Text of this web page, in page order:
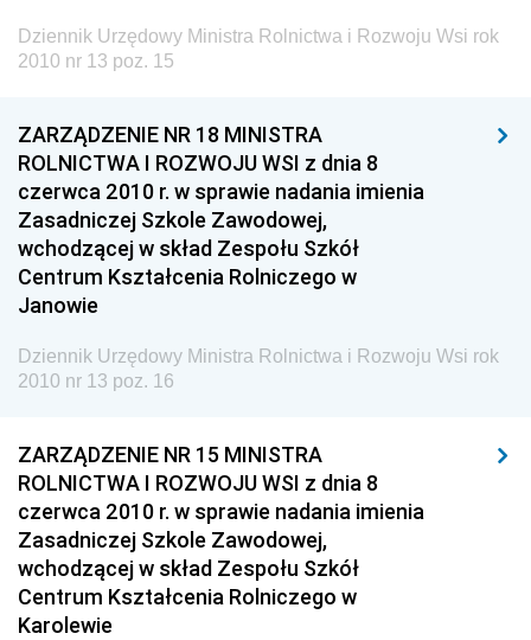
Dziennik Urzędowy Ministra Finansów, Funduszy i
Polityki Regionalnej
Dziennik Urzędowy Ministra Kultury, Dziedzictwa
Narodowego i Sportu
Dziennik Urzędowy Ministra Rodziny i Polityki
Społecznej
Dziennik Urzędowy Komendy Głównej Straży
Dziennik Urzędowy Głównego Inspektoratu Transportu
Drogowego
Dziennik Urzędowy Komendy Głównej Policji
Dziennik Urzędowy Ministra Pracy i Polityki
Społecznej
Dziennik Urzędowy Ministra Transportu, Budownictwa
i Gospodarki Morskiej
Dziennik Urzędowy Ministra Rolnictwa i Rozwoju Wsi rok
2010 nr 13 poz. 15
ZARZĄDZENIE NR 18 MINISTRA
ROLNICTWA I ROZWOJU WSI z dnia 8
czerwca 2010 r. w sprawie nadania imienia
Zasadniczej Szkole Zawodowej,
wchodzącej w skład Zespołu Szkół
Centrum Kształcenia Rolniczego w
Janowie
Dziennik Urzędowy Ministra Rolnictwa i Rozwoju Wsi rok
2010 nr 13 poz. 16
ZARZĄDZENIE NR 15 MINISTRA
ROLNICTWA I ROZWOJU WSI z dnia 8
czerwca 2010 r. w sprawie nadania imienia
Zasadniczej Szkole Zawodowej,
wchodzącej w skład Zespołu Szkół
Centrum Kształcenia Rolniczego w
Karolewie